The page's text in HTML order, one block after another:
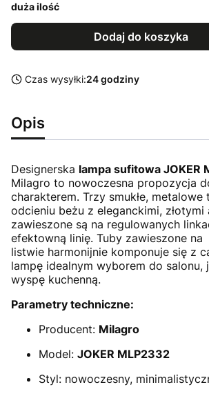
duża ilość
Dodaj do koszyka
Czas wysyłki:24 godziny
Opis
Designerska lampa sufitowa JOKER
Milagro to nowoczesna propozycja
charakterem. Trzy smukłe,
odcieniu beżu z eleganckimi, złotymi
zawieszone są na regulowanych
efektowną linię. Tuby zawieszone na
listwie harmonijnie komponuje się z
lampę idealnym wyborem do salonu,
wyspę kuchenną.
Parametry techniczne:
Producent: Milagro
Model: JOKER MLP2332
Styl: nowoczesny,